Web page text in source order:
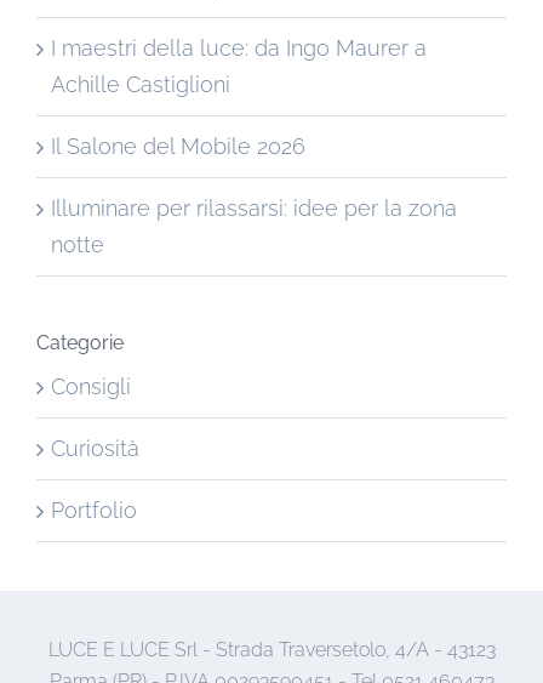
I maestri della luce: da Ingo Maurer a
Achille Castiglioni
Il Salone del Mobile 2026
Illuminare per rilassarsi: idee per la zona
notte
Categorie
Consigli
Curiosità
Portfolio
LUCE E LUCE Srl - Strada Traversetolo, 4/A - 43123